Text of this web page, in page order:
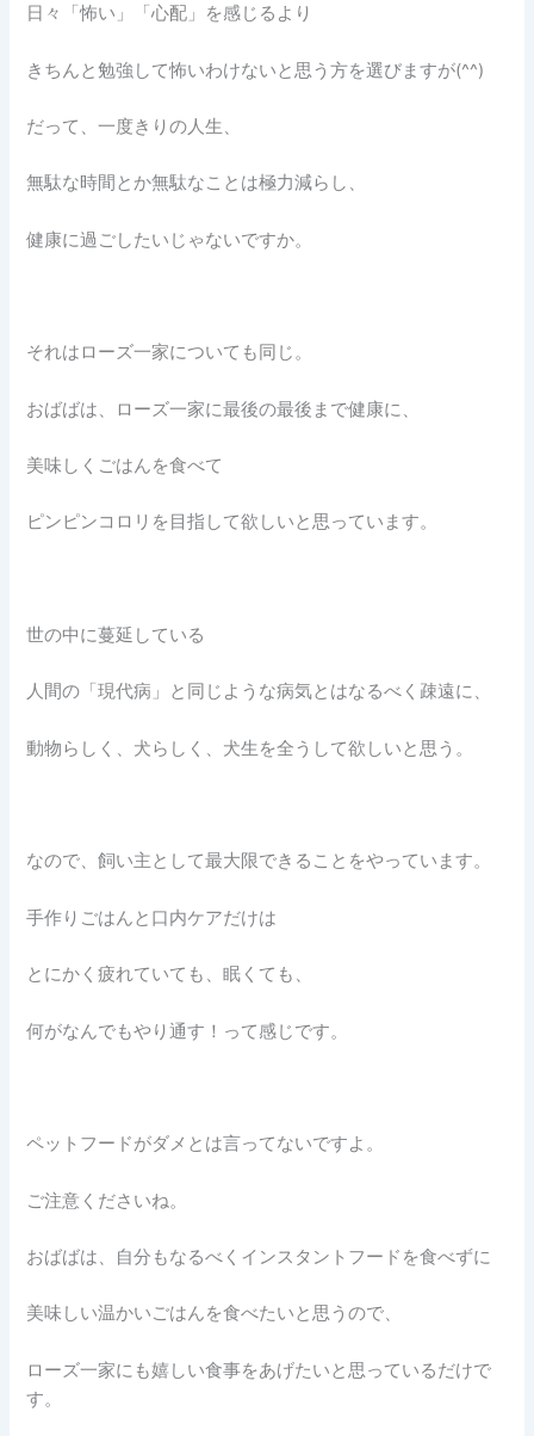
日々「怖い」「心配」を感じるより
きちんと勉強して怖いわけないと思う方を選びますが(^^)
だって、一度きりの人生、
無駄な時間とか無駄なことは極力減らし、
健康に過ごしたいじゃないですか。
それはローズ一家についても同じ。
おばばは、ローズ一家に最後の最後まで健康に、
美味しくごはんを食べて
ピンピンコロリを目指して欲しいと思っています。
世の中に蔓延している
人間の「現代病」と同じような病気とはなるべく疎遠に、
動物らしく、犬らしく、犬生を全うして欲しいと思う。
なので、飼い主として最大限できることをやっています。
手作りごはんと口内ケアだけは
とにかく疲れていても、眠くても、
何がなんでもやり通す！って感じです。
ペットフードがダメとは言ってないですよ。
ご注意くださいね。
おばばは、自分もなるべくインスタントフードを食べずに
美味しい温かいごはんを食べたいと思うので、
ローズ一家にも嬉しい食事をあげたいと思っているだけで
す。